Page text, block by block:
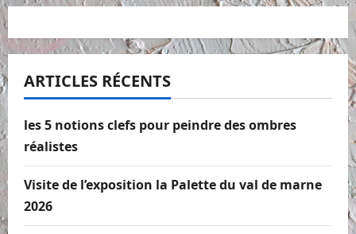
ARTICLES RÉCENTS
les 5 notions clefs pour peindre des ombres
réalistes
Visite de l’exposition la Palette du val de marne
2026